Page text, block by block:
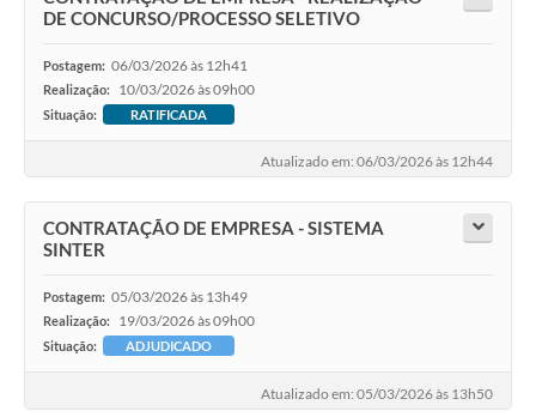
DE CONCURSO/PROCESSO SELETIVO
Postagem: 06/03/2026 às 12h41
Realização: 10/03/2026 às 09h00
Situação: RATIFICADA
Atualizado em: 06/03/2026 às 12h44
CONTRATAÇÃO DE EMPRESA - SISTEMA
SINTER
Postagem: 05/03/2026 às 13h49
Realização: 19/03/2026 às 09h00
Situação: ADJUDICADO
Atualizado em: 05/03/2026 às 13h50